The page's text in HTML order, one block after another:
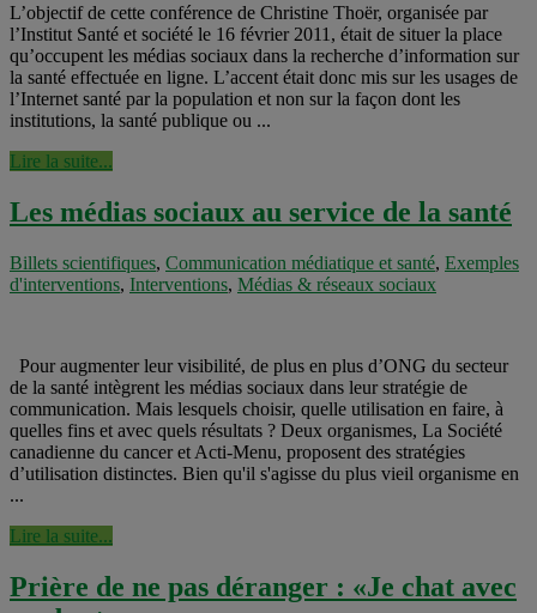
L’objectif de cette conférence de Christine Thoër, organisée par
l’Institut Santé et société le 16 février 2011, était de situer la place
qu’occupent les médias sociaux dans la recherche d’information sur
la santé effectuée en ligne. L’accent était donc mis sur les usages de
l’Internet santé par la population et non sur la façon dont les
institutions, la santé publique ou ...
Lire la suite...
Les médias sociaux au service de la santé
Billets scientifiques, Communication médiatique et santé, Exemples
d'interventions, Interventions, Médias & réseaux sociaux
Pour augmenter leur visibilité, de plus en plus d’ONG du secteur
de la santé intègrent les médias sociaux dans leur stratégie de
communication. Mais lesquels choisir, quelle utilisation en faire, à
quelles fins et avec quels résultats ? Deux organismes, La Société
canadienne du cancer et Acti-Menu, proposent des stratégies
d’utilisation distinctes. Bien qu'il s'agisse du plus vieil organisme en
...
Lire la suite...
Prière de ne pas déranger : «Je chat avec